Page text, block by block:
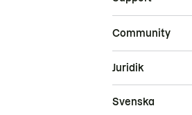
Community
Juridik
Svenska